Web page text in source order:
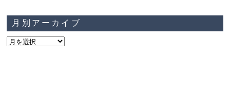
月別アーカイブ